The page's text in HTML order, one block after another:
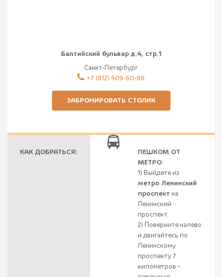
Балтийский бульвар д.4, стр.1
Санкт-Петербург
‎+7 (812) 409-60-88
ЗАБРОНИРОВАТЬ СТОЛИК
КАК ДОБРАТЬСЯ:
ПЕШКОМ ОТ
МЕТРО:
1) Выйдете из
метро Ленинский
проспект на
Ленинский
проспект.
2) Поверните налево
и двигайтесь по
Ленинскому
проспекту 7
километров –